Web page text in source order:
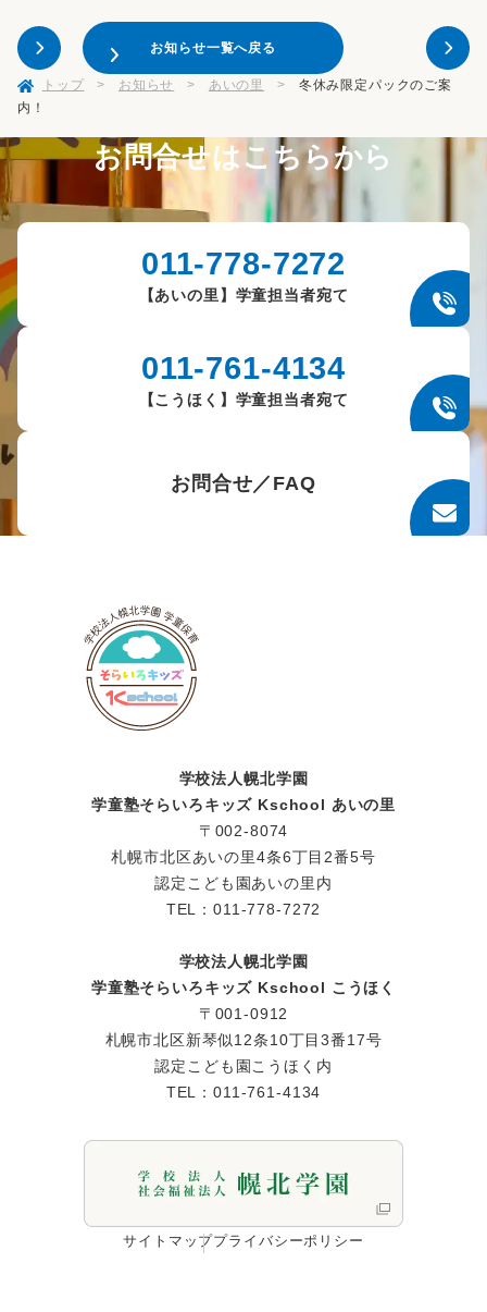
お知らせ一覧へ戻る
トップ > お知らせ > あいの里 >
冬休み限定パックのご案
内！
お問合せはこちらから
011-778-7272
【あいの里】学童担当者宛て
011-761-4134
【こうほく】学童担当者宛て
お問合せ／FAQ
学校法人幌北学園
学童塾そらいろキッズ Kschool あいの里
〒002-8074
札幌市北区あいの里4条6丁目2番5号
認定こども園あいの里内
TEL：011-778-7272
学校法人幌北学園
学童塾そらいろキッズ Kschool こうほく
〒001-0912
札幌市北区新琴似12条10丁目3番17号
認定こども園こうほく内
TEL：011-761-4134
サイトマッププライバシーポリシー